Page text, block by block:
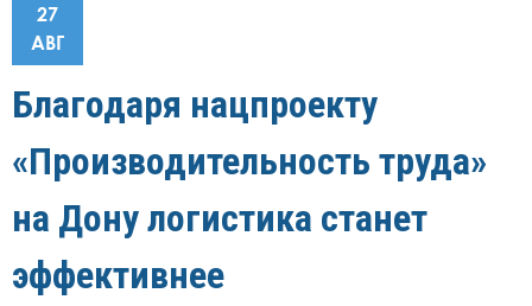
27
АВГ
Благодаря нацпроекту
«Производительность труда»
на Дону логистика станет
эффективнее